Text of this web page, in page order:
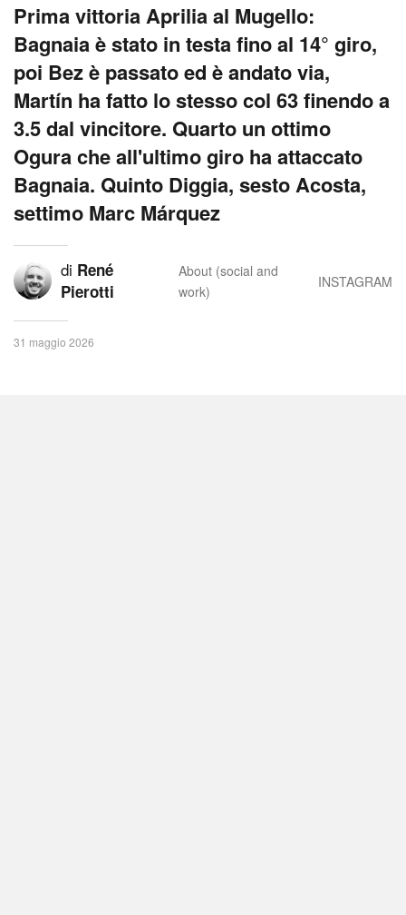
Prima vittoria Aprilia al Mugello:
Bagnaia è stato in testa fino al 14° giro,
poi Bez è passato ed è andato via,
Martín ha fatto lo stesso col 63 finendo a
3.5 dal vincitore. Quarto un ottimo
Ogura che all'ultimo giro ha attaccato
Bagnaia. Quinto Diggia, sesto Acosta,
settimo Marc Márquez
di René
Pierotti
About (social and
work)
INSTAGRAM
31 maggio 2026